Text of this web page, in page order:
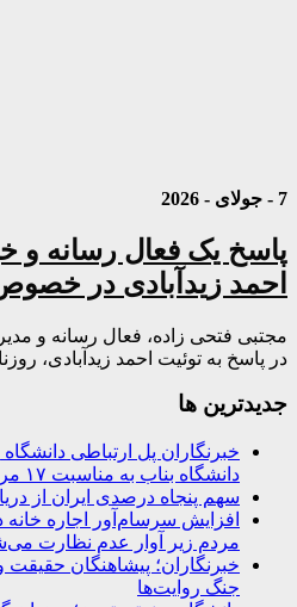
7 - جولای - 2026
پاسخ یک فعال رسانه و
احمد زیدآبادی در
مجتبی فتحی زاده، فعال رسانه و
در پاسخ به توئیت احمد زیدآبادی،
جديدترين ها
خبرنگاران پل ارتباطی
دانشگاه بناب به مناسبت ۱۷ مرداد
سهم پنجاه درصدی ایران از
افزایش سرسام‌آور اجاره خانه
مردم زیر آوار عدم نظارت
خبرنگاران؛ پیشاهنگان
جنگ روایت‌ها